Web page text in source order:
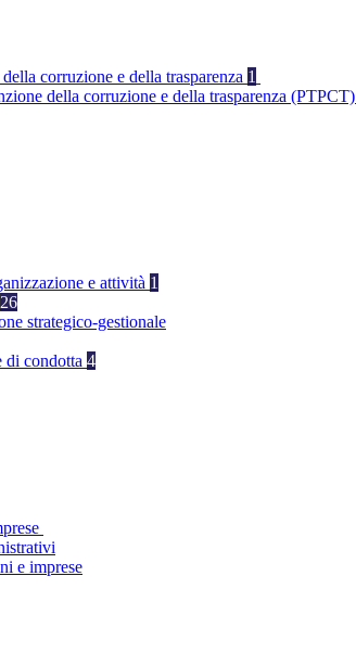
corruzione e della trasparenza 1
della corruzione e della trasparenza (PTPCT)
e attività 1
26
strategico-gestionale
di condotta 4
e imprese